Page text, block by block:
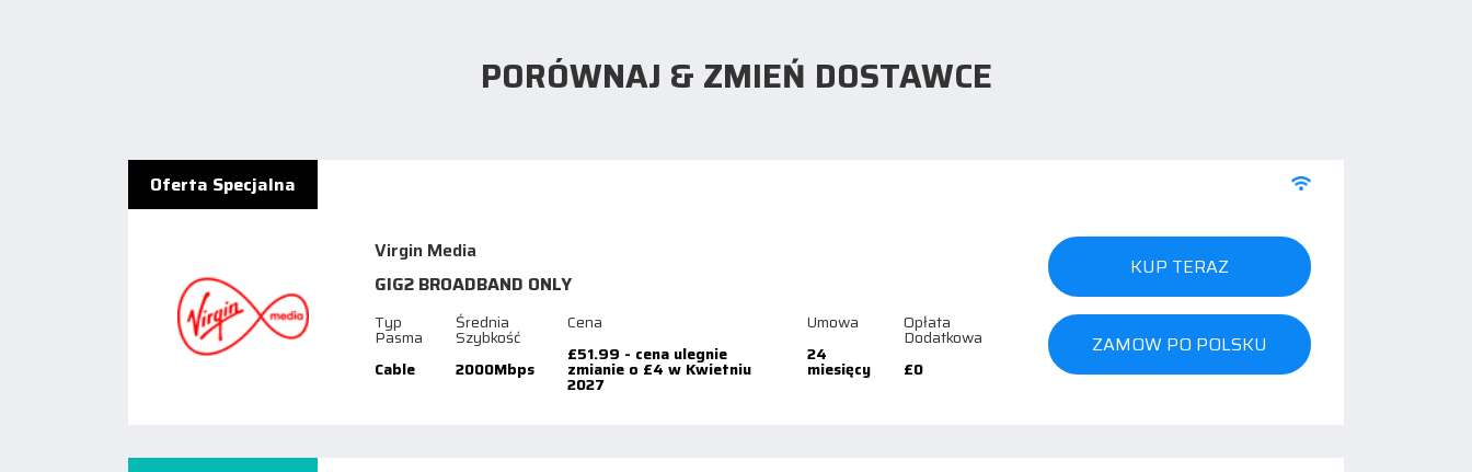
PORÓWNAJ & ZMIEŃ DOSTAWCE
Oferta Specjalna
Virgin Media
GIG2 BROADBAND ONLY
Typ
Pasma
Cable
Średnia
Szybkość
2000Mbps
Cena
£51.99 - cena ulegnie
zmianie o £4 w Kwietniu
2027
Umowa
24
miesięcy
Opłata
Dodatkowa
£0
KUP TERAZ
ZAMOW PO POLSKU